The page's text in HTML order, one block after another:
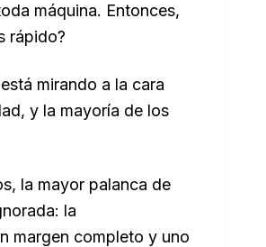
máquina. Entonces,
rápido?
mirando a la cara
y la mayoría de los
la mayor palanca de
la
margen completo y uno